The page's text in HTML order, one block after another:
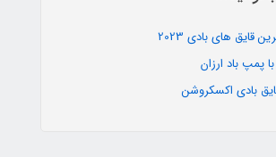
قایق های بادی 2023
پمپ باد ارزان
بادی اکسکروشن